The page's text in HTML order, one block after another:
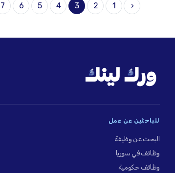
‹
1
2
3
4
5
6
7
للباحثين عن عمل
البحث عن وظيفة
وظائف في سوريا
وظائف حكومية